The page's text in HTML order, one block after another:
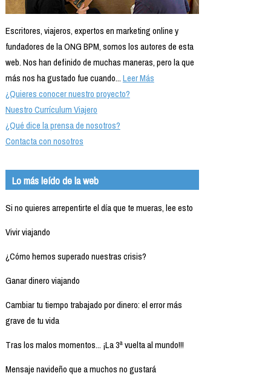
Escritores, viajeros, expertos en marketing online y
fundadores de la ONG BPM, somos los autores de esta
web. Nos han definido de muchas maneras, pero la que
más nos ha gustado fue cuando...Leer Más
¿Quieres conocer nuestro proyecto?
Nuestro Currículum Viajero
¿Qué dice la prensa de nosotros?
Contacta con nosotros
Lo más leído de la web
Si no quieres arrepentirte el día que te mueras, lee esto
Vivir viajando
¿Cómo hemos superado nuestras crisis?
Ganar dinero viajando
Cambiar tu tiempo trabajado por dinero: el error más
grave de tu vida
Tras los malos momentos... ¡La 3ª vuelta al mundo!!!
Mensaje navideño que a muchos no gustará